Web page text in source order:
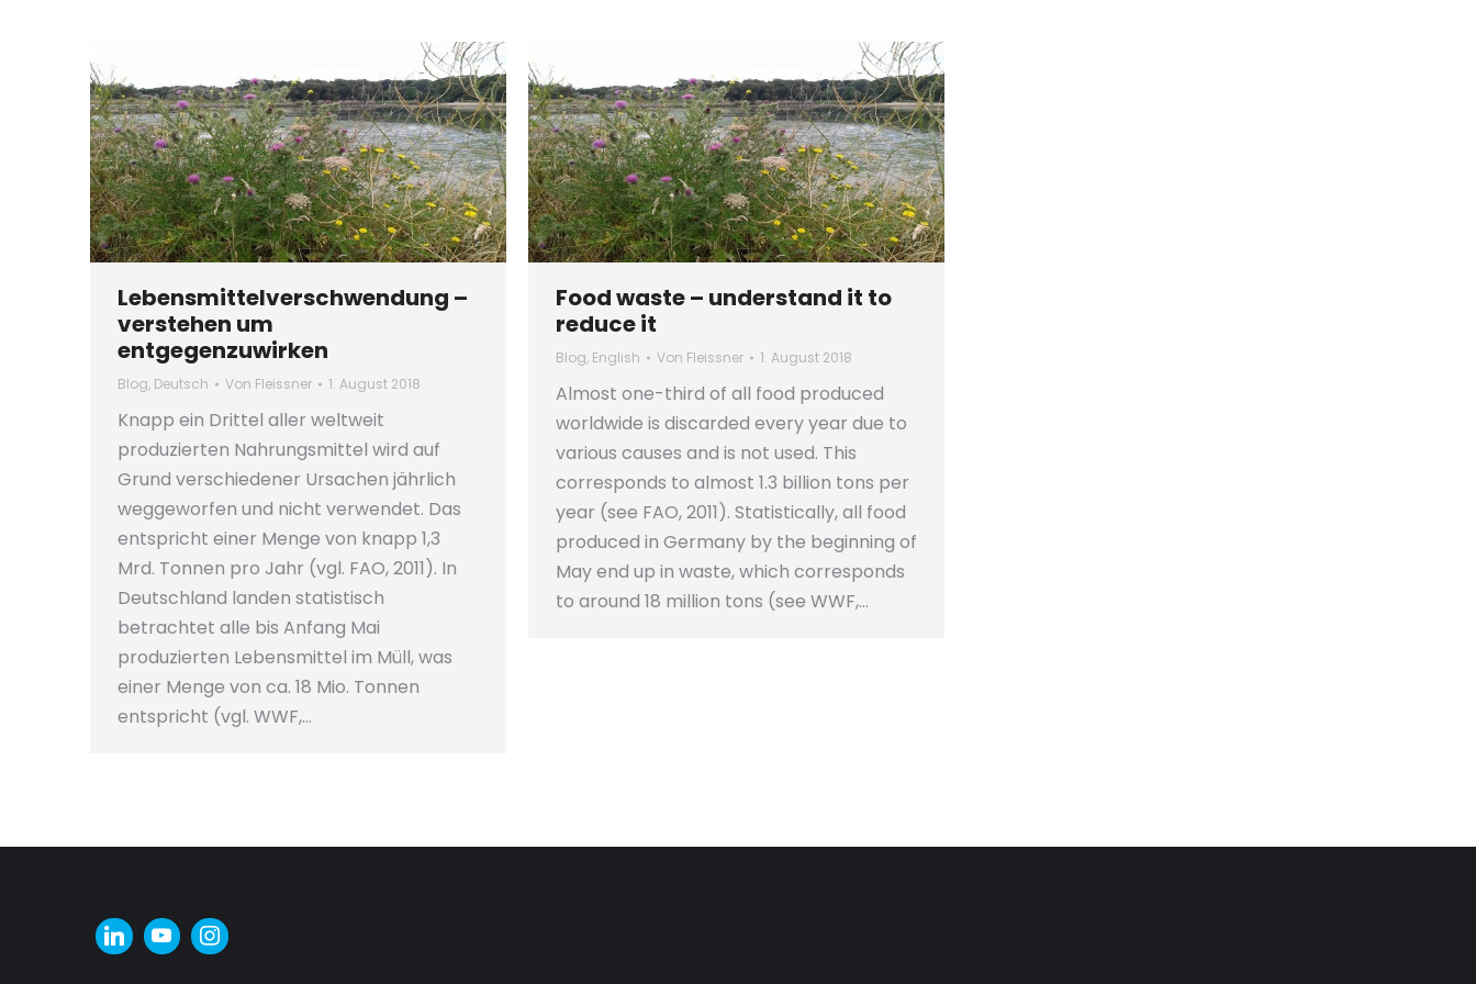
Lebensmittelverschwendung –
verstehen um
entgegenzuwirken
Blog, Deutsch Von Fleissner 1. August 2018
Knapp ein Drittel aller weltweit
produzierten Nahrungsmittel wird auf
Grund verschiedener Ursachen jährlich
weggeworfen und nicht verwendet. Das
entspricht einer Menge von knapp 1,3
Mrd. Tonnen pro Jahr (vgl. FAO, 2011). In
Deutschland landen statistisch
betrachtet alle bis Anfang Mai
produzierten Lebensmittel im Müll, was
einer Menge von ca. 18 Mio. Tonnen
entspricht (vgl. WWF,…
Food waste – understand it to
reduce it
Blog, English Von Fleissner 1. August 2018
Almost one-third of all food produced
worldwide is discarded every year due to
various causes and is not used. This
corresponds to almost 1.3 billion tons per
year (see FAO, 2011). Statistically, all food
produced in Germany by the beginning of
May end up in waste, which corresponds
to around 18 million tons (see WWF,…